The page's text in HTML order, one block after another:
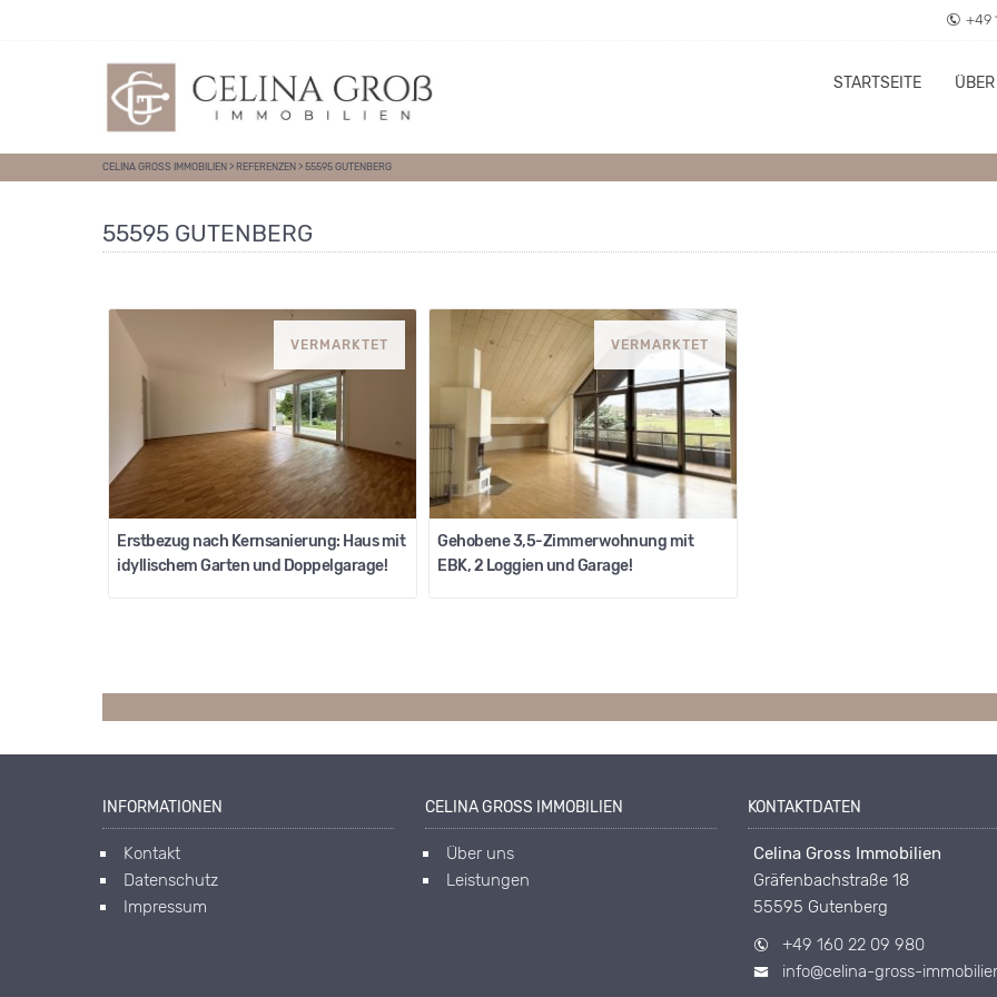
+49
STARTSEITE
CELINA GROSS IMMOBILIEN > REFERENZEN > 55595 GUTENBERG
55595 GUTENBERG
VERMARKTET
Erstbezug nach Kernsanierung: Haus mit
idyllischem Garten und Doppelgarage!
VERMARKTET
Gehobene 3,5-Zimmerwohnung mit
EBK, 2 Loggien und Garage!
INFORMATIONEN
Kontakt
Datenschutz
Impressum
CELINA GROSS IMMOBILIEN
Über uns
Leistungen
KONTAKTDATEN
Celina Gross Immobilien
Gräfenbachstraße 18
55595 Gutenberg
+49 160 22 09 980
info@celina-gross-